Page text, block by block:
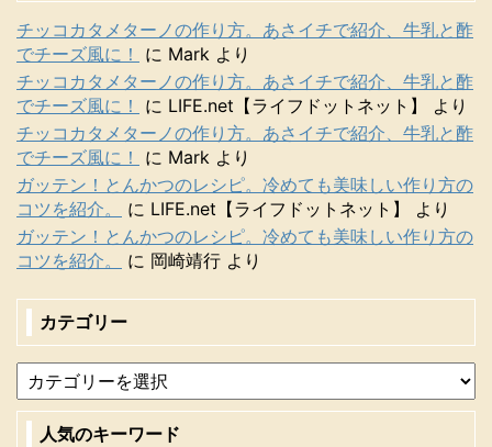
チッコカタメターノの作り方。あさイチで紹介、牛乳と酢
でチーズ風に！
に Mark より
チッコカタメターノの作り方。あさイチで紹介、牛乳と酢
でチーズ風に！
に LIFE.net【ライフドットネット】
より
チッコカタメターノの作り方。あさイチで紹介、牛乳と酢
でチーズ風に！
に Mark より
ガッテン！とんかつのレシピ。冷めても美味しい作り方の
コツを紹介。
に LIFE.net【ライフドットネット】
より
ガッテン！とんかつのレシピ。冷めても美味しい作り方の
コツを紹介。
に 岡崎靖行 より
カテゴリー
人気のキーワード